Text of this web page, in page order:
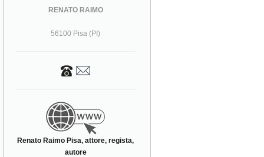
RENATO RAIMO
56100 Pisa (PI)
Renato Raimo Pisa, attore, regista,
autore